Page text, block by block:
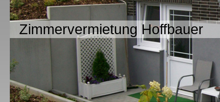
Zimmervermietung Hoffbauer